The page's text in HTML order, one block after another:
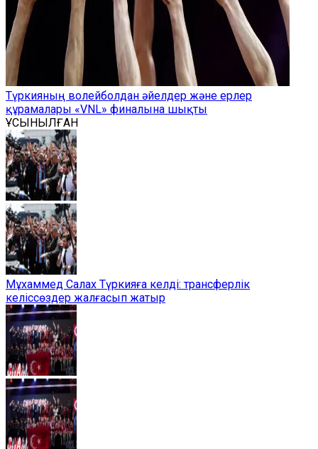
Түркияның волейболдан әйелдер және ерлер
құрамалары «VNL» финалына шықты
ҰСЫНЫЛҒАН
Мұхаммед Салах Түркияға келді: трансферлік
келіссөздер жалғасып жатыр